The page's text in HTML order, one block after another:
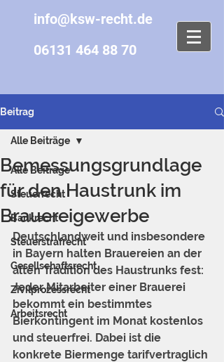
info@ksw-recht.de
06131 464 88 70
Beitrag
Alle Beiträge
Steuerrecht
Bankrecht
Steuerstrafrecht
Gesellschaftsrecht
Zivilprozessrecht
Arbeitsrecht
Alle Beiträge
Bemessungsgrundlage
für den Haustrunk im
Brauereigewerbe
Deutschlandweit und insbesondere
in Bayern halten Brauereien an der
alten Tradition des Haustrunks fest:
Jeder Mitarbeiter einer Brauerei
bekommt ein bestimmtes
Bierkontingent im Monat kostenlos
und steuerfrei. Dabei ist die
konkrete Biermenge tarifvertraglich